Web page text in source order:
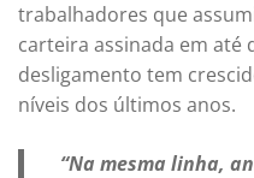
trabalhadores que
carteira assinada em até
desligamento tem
níveis dos últimos anos.
“Na mesma linha,